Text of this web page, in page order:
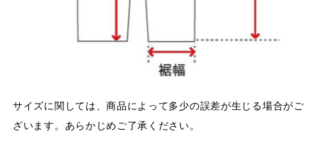
サイズに関しては、商品によって多少の誤差が生じる場合がご
ざいます。あらかじめご了承ください。